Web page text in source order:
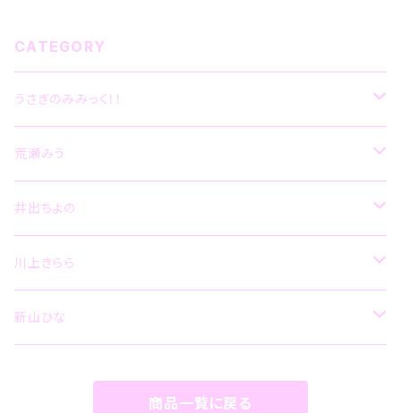
CATEGORY
うさぎのみみっく！！
CD
グッズ
荒瀬みう
CD
グッズ
その他
井出ちよの
CD
グッズ
川上きらら
CD
新山ひな
商品一覧に戻る